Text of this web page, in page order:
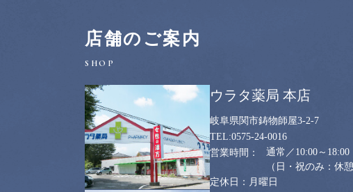
店舗のご案内
ウラタ薬局 本店
岐阜県関市鋳物師屋3-2-7
0575-24-0016
通常／10:00～18:00
（日・祝のみ：休
月曜日